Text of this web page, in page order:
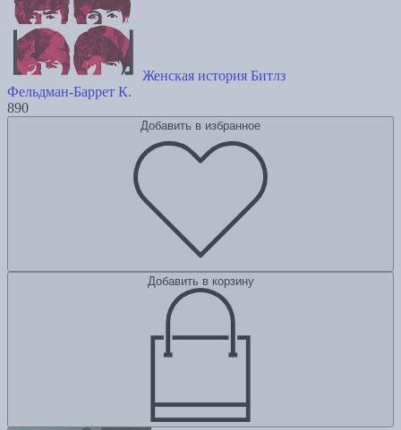
Женская история Битлз
Фельдман-Баррет К.
890
Добавить в избранное
Добавить в корзину